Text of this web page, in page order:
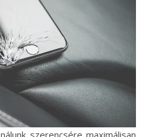
nálunk szerencsére maximálisan